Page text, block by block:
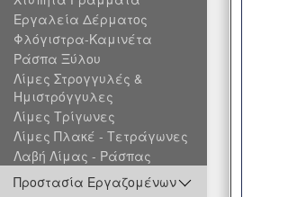
Εργαλεία Δέρματος
Φλόγιστρα-Καμινέτα
Ράσπα Ξύλου
Λίμες Στρογγυλές &
Ημιστρόγγυλες
Λίμες Τρίγωνες
Λίμες Πλακέ - Τετράγωνες
Λαβή Λίμας - Ράσπας
Προστασία Εργαζομένων